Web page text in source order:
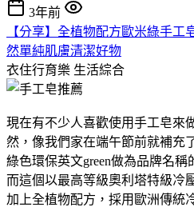
3年前
【分享】全植物配方歐米綠手
然單純肌膚清潔好物
衣住行育樂 生活綜合
現在有不少人喜歡使用手工皂來
然，像我們家在端午節前就補充
綠色環保英文green做為品牌名稱
而這個以最高等級奧利塔特級冷
加上全植物配方，採用歐洲傳統